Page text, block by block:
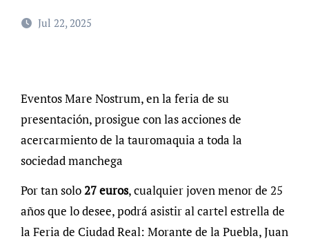
Jul 22, 2025
Eventos Mare Nostrum, en la feria de su
presentación, prosigue con las acciones de
acercarmiento de la tauromaquia a toda la
sociedad manchega
Por tan solo27 euros, cualquier joven menor de 25
años que lo desee, podrá asistir al cartel estrella de
la Feria de Ciudad Real: Morante de la Puebla, Juan